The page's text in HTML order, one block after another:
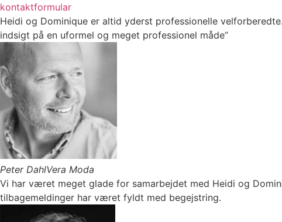
kontaktformular
Heidi og Dominique er altid yderst professionelle
indsigt på en uformel og meget professionel måde”
Peter DahlVera Moda
Vi har været meget glade for samarbejdet med Heidi og
tilbagemeldinger har været fyldt med begejstring.